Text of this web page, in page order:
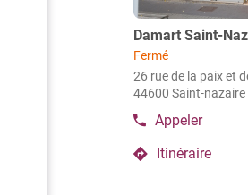
pour
obtenir
de
plus
amples
informations
Point
de
vente
:
Damart Saint-
Fermé
26 rue de la paix et
44600 Saint-nazaire
Appeler
Afficher
le
numéroItinéraire
jusqu'au